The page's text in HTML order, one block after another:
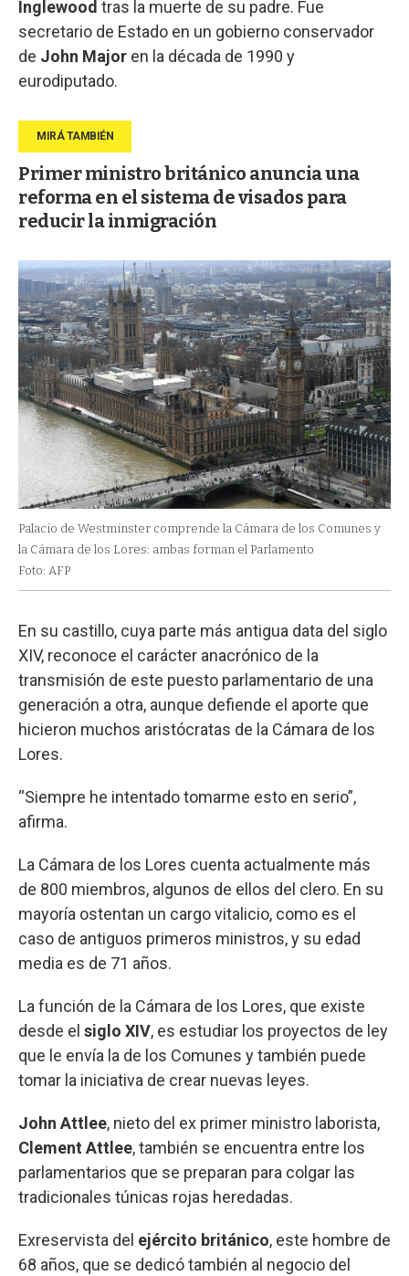
Inglewood tras la muerte de su padre. Fue
secretario de Estado en un gobierno conservador
de John Major en la década de 1990 y
eurodiputado.
Primer ministro británico anuncia una
reforma en el sistema de visados para
reducir la inmigración
Palacio de Westminster comprende la Cámara de los Comunes y
la Cámara de los Lores: ambas forman el Parlamento
Foto: AFP
En su castillo, cuya parte más antigua data del siglo
XIV, reconoce el carácter anacrónico de la
transmisión de este puesto parlamentario de una
generación a otra, aunque defiende el aporte que
hicieron muchos aristócratas de la Cámara de los
Lores.
“Siempre he intentado tomarme esto en serio”,
afirma.
La Cámara de los Lores cuenta actualmente más
de 800 miembros, algunos de ellos del clero. En su
mayoría ostentan un cargo vitalicio, como es el
caso de antiguos primeros ministros, y su edad
media es de 71 años.
La función de la Cámara de los Lores, que existe
desde el siglo XIV, es estudiar los proyectos de ley
que le envía la de los Comunes y también puede
tomar la iniciativa de crear nuevas leyes.
John Attlee, nieto del ex primer ministro laborista,
Clement Attlee, también se encuentra entre los
parlamentarios que se preparan para colgar las
tradicionales túnicas rojas heredadas.
Exreservista del ejército británico, este hombre de
68 años, que se dedicó también al negocio del